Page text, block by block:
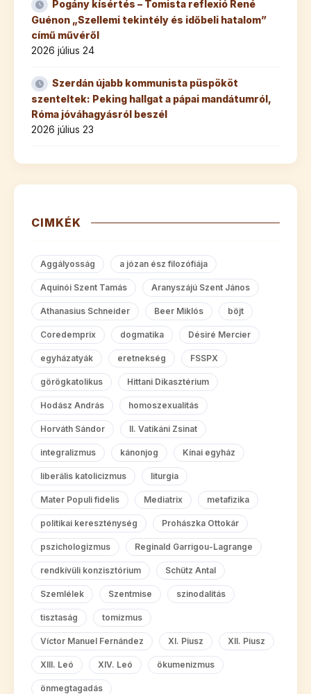
Pogány kísértés – Tomista reflexió René
Guénon „Szellemi tekintély és időbeli hatalom”
című művéről
2026 július 24
Szerdán újabb kommunista püspököt
szenteltek: Peking hallgat a pápai mandátumról,
Róma jóváhagyásról beszél
2026 július 23
CIMKÉK
Aggályosság a józan ész filozófiája
Aquinói Szent Tamás Aranyszájú Szent János
Athanasius Schneider Beer Miklós böjt
Coredemprix dogmatika Désiré Mercier
egyházatyák eretnekség FSSPX
görögkatolikus Hittani Dikasztérium
Hodász András homoszexualitás
Horváth Sándor II. Vatikáni Zsinat
integralizmus kánonjog Kínai egyház
liberális katolicizmus liturgia
Mater Populi fidelis Mediatrix metafizika
politikai kereszténység Prohászka Ottokár
pszichologizmus Reginald Garrigou-Lagrange
rendkívüli konzisztórium Schütz Antal
Szemlélek Szentmise szinodalitás
tisztaság tomizmus
Víctor Manuel Fernández XI. Piusz XII. Piusz
XIII. Leó XIV. Leó ökumenizmus
önmegtagadás